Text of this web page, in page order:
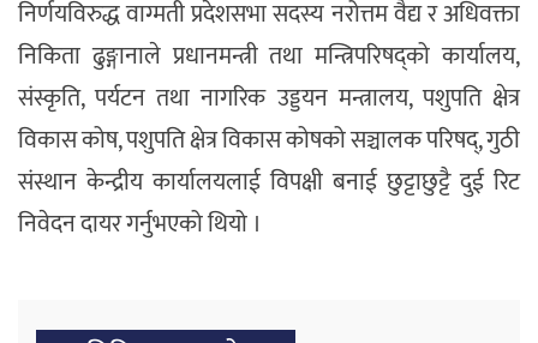
निर्णयविरुद्ध वाग्मती प्रदेशसभा सदस्य नरोत्तम वैद्य र अधिवक्ता
निकिता ढुङ्गानाले प्रधानमन्त्री तथा मन्त्रिपरिषद्को कार्यालय,
संस्कृति, पर्यटन तथा नागरिक उड्डयन मन्त्रालय, पशुपति क्षेत्र
विकास कोष, पशुपति क्षेत्र विकास कोषको सञ्चालक परिषद्, गुठी
संस्थान केन्द्रीय कार्यालयलाई विपक्षी बनाई छुट्टाछुट्टै दुई रिट
निवेदन दायर गर्नुभएको थियो ।